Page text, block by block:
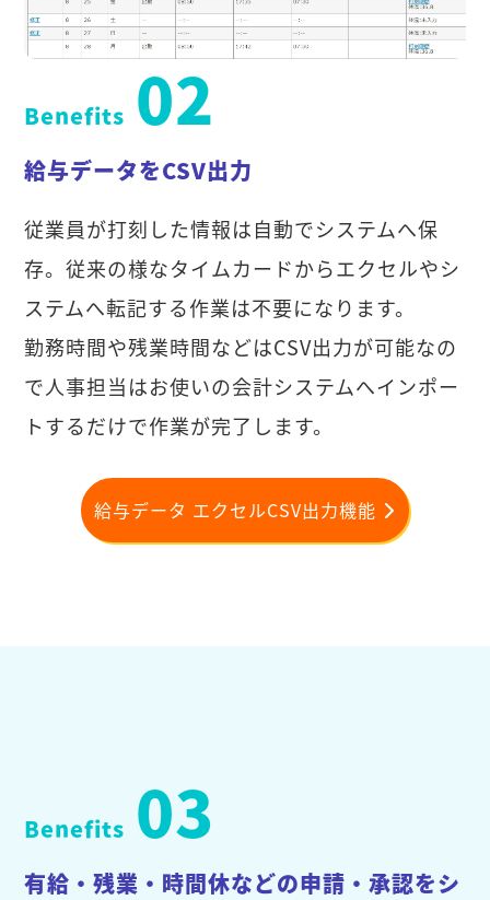
Benefits 02
給与データをCSV出力
従業員が打刻した情報は自動でシステムへ保
存。従来の様なタイムカードからエクセルやシ
ステムへ転記する作業は不要になります。
勤務時間や残業時間などはCSV出力が可能なの
で人事担当はお使いの会計システムへインポー
トするだけで作業が完了します。
給与データ エクセルCSV出力機能
Benefits 03
有給・残業・時間休などの申請・承認をシ